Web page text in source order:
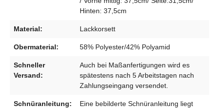
Hinten: 37,5cm
Material: Lackkorsett
Obermaterial: 58% Polyester/42% Polyamid
Schneller
Versand:
Auch bei Maßanfertigungen wird es
spätestens nach 5 Arbeitstagen nach
Zahlungseingang versendet.
Schnüranleitung:
Eine bebilderte Schnüranleitung liegt